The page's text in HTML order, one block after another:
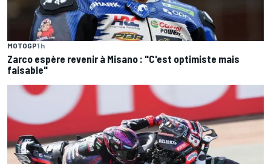
MOTOGP1 h
Zarco espère revenir à Misano : "C'est optimiste mais
faisable"